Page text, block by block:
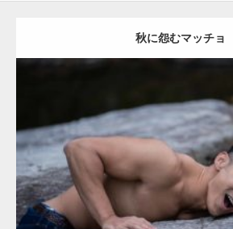
秋に怨むマッチョ
Update:2022.01.22
Category: 紅葉とマッチョ2 kaichan
ダウンロード